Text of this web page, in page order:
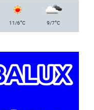
11/6°C 9/7°C